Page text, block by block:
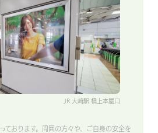
JR 大崎駅 橋上本屋口
ております。周囲の方々や、ご自身の安全を